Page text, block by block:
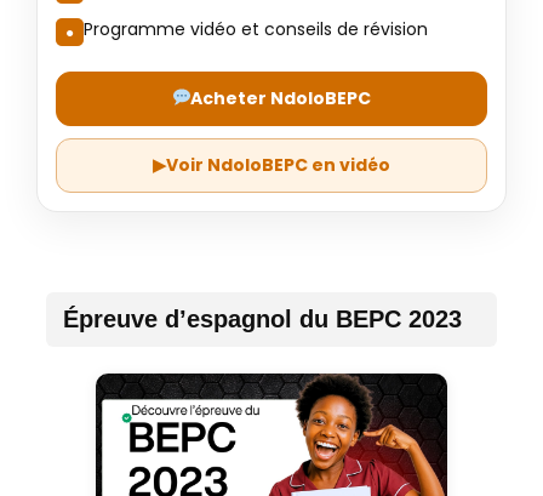
Programme vidéo et conseils de révision
Acheter NdoloBEPC
▶Voir NdoloBEPC en vidéo
Épreuve d’espagnol du BEPC 2023